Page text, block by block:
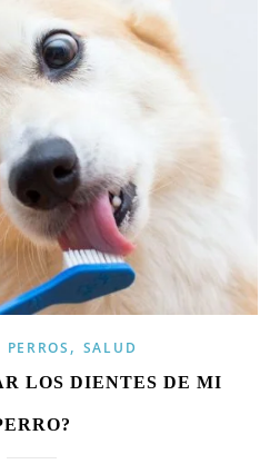
PERROS , SALUD
LOS DIENTES DE MI